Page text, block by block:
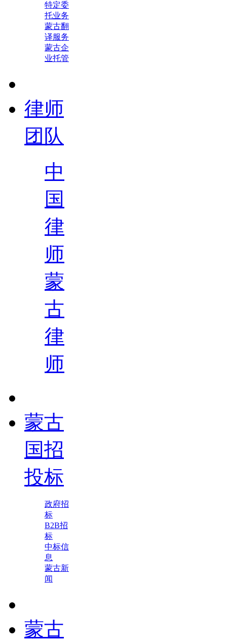
特定委
托业务
蒙古翻
译服务
蒙古企
业托管
律师
团队
中
国
律
师
蒙
古
律
师
蒙古
国招
投标
政府招
标
B2B招
标
中标信
息
蒙古新
闻
蒙古